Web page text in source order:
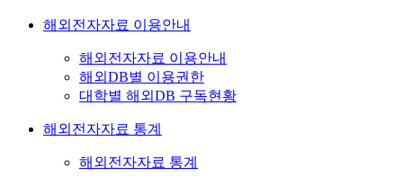
해외전자자료 이용안내
해외전자자료 이용안내
해외DB별 이용권한
대학별 해외DB 구독현황
해외전자자료 통계
해외전자자료 통계